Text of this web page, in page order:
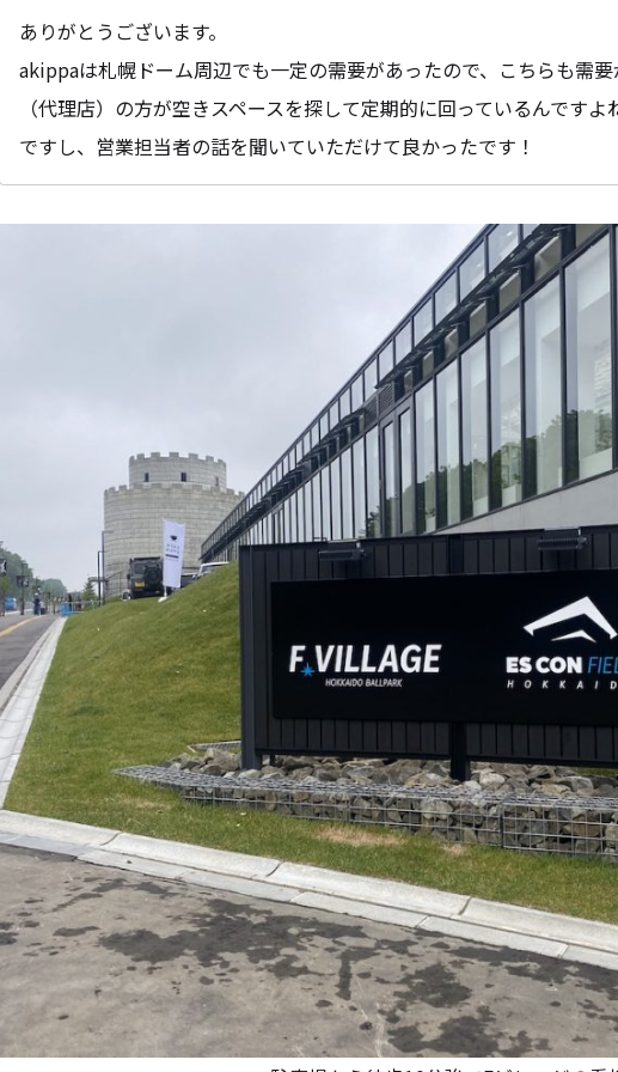
ありがとうございます。
akippaは札幌ドーム周辺でも一定の需要があったので、こちらも需
（代理店）の方が空きスペースを探して定期的に回っているんです
ですし、営業担当者の話を聞いていただけて良かったです！